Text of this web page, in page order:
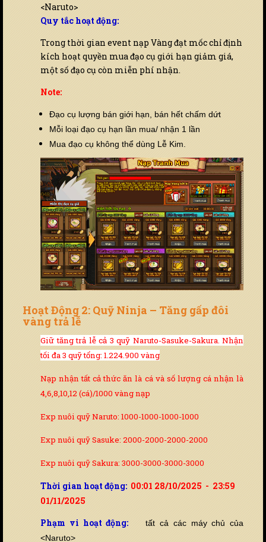
<Naruto>
Quy tắc hoạt động:
Trong thời gian event nạp Vàng đạt mốc chỉ định
kích hoạt quyền mua đạo cụ giới hạn giảm giá,
một số đạo cụ còn miễn phí nhận.
Note:
Đạo cụ lượng bán giới hạn, bán hết chấm dứt
Mỗi loại đạo cụ hạn lần mua/ nhận 1 lần
Mua đạo cụ không thể dùng Lễ Kim.
Hoạt Động 2: Quỹ Ninja – Tăng gấp đôi
vàng trả lễ
Giữ tăng trả lễ cả 3 quỹ Naruto-Sasuke-Sakura. Nhận
tối đa 3 quỹ tổng: 1.224.900 vàng
Nạp nhận tất cả thức ăn là cá và số lượng cá nhận là
4,6,8,10,12 (cá)/1000 vàng nạp
Exp nuôi quỹ Naruto: 1000-1000-1000-1000
Exp nuôi quỹ Sasuke: 2000-2000-2000-2000
Exp nuôi quỹ Sakura: 3000-3000-3000-3000
Thời gian hoạt động: 00:01 28/10/2025 - 23:59
01/11/2025
Phạm vi hoạt động:
tất cả các máy chủ của
<Naruto>